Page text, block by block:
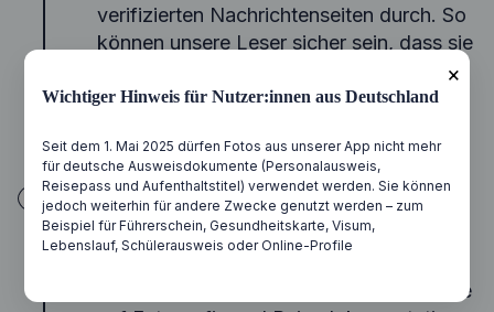
verifizierten Nachrichtenseiten durch. So
können unsere Leser sicher sein, dass sie
glaubwürdige Informationen erhalten und
ein gewisses Maß an Sicherheit haben.
Sorgfältiges Schreiben
Wir wissen alle, dass Vorschriften der
sind. Deshalb sorgen unsere Autoren, die
3
×
Wichtiger Hinweis für Nutzer:innen aus Deutschland
Seit dem 1. Mai 2025 dürfen Fotos aus unserer App nicht mehr
für deutsche Ausweisdokumente (Personalausweis,
Reisepass und Aufenthaltstitel) verwendet werden. Sie können
jedoch weiterhin für andere Zwecke genutzt werden – zum
Beispiel für Führerschein, Gesundheitskarte, Visum,
Lebenslauf, Schülerausweis oder Online-Profile